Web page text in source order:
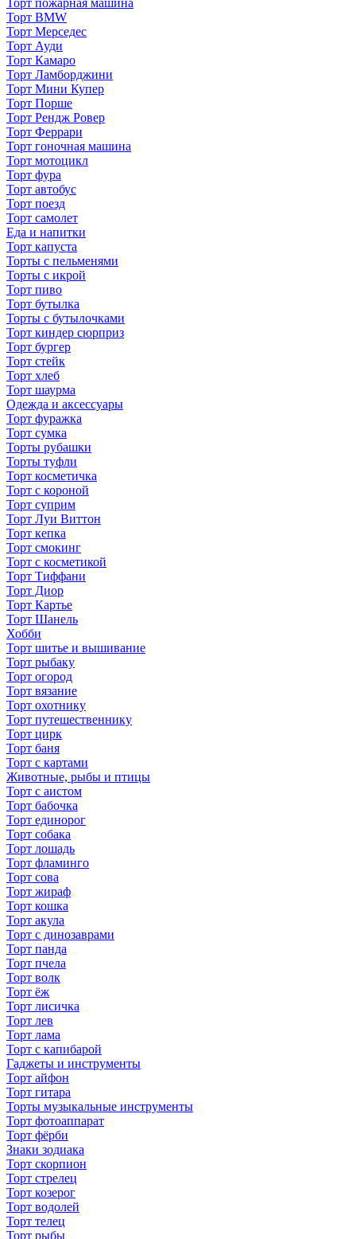
Торт пожарная машина
Торт BMW
Торт Мерседес
Торт Ауди
Торт Камаро
Торт Ламборджини
Торт Мини Купер
Торт Порше
Торт Рендж Ровер
Торт Феррари
Торт гоночная машина
Торт мотоцикл
Торт фура
Торт автобус
Торт поезд
Торт самолет
Еда и напитки
Торт капуста
Торты с пельменями
Торты с икрой
Торт пиво
Торт бутылка
Торты с бутылочками
Торт киндер сюрприз
Торт бургер
Торт стейк
Торт хлеб
Торт шаурма
Одежда и аксессуары
Торт фуражка
Торт сумка
Торты рубашки
Торты туфли
Торт косметичка
Торт с короной
Торт суприм
Торт Луи Виттон
Торт кепка
Торт смокинг
Торт с косметикой
Торт Тиффани
Торт Диор
Торт Картье
Торт Шанель
Хобби
Торт шитье и вышивание
Торт рыбаку
Торт огород
Торт вязание
Торт охотнику
Торт путешественнику
Торт цирк
Торт баня
Торт с картами
Животные, рыбы и птицы
Торт с аистом
Торт бабочка
Торт единорог
Торт собака
Торт лошадь
Торт фламинго
Торт сова
Торт жираф
Торт кошка
Торт акула
Торт с динозаврами
Торт панда
Торт пчела
Торт волк
Торт ёж
Торт лисичка
Торт лев
Торт лама
Торт с капибарой
Гаджеты и инструменты
Торт айфон
Торт гитара
Торты музыкальные инструменты
Торт фотоаппарат
Торт фёрби
Знаки зодиака
Торт скорпион
Торт стрелец
Торт козерог
Торт водолей
Торт телец
Торт рыбы